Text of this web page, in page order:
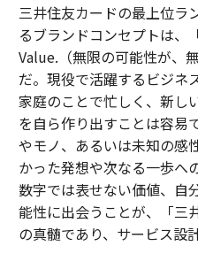
三井住友カードの最上位
るブランドコンセプトは
Value.（無限の可能性が、
だ。現役で活躍するビジネ
家庭のことで忙しく、新し
を自ら作り出すことは容易
やモノ、あるいは未知の感
かった発想や次なる一歩へ
数字では表せない価値、自
能性に出会うことが、「三
の真髄であり、サービス設